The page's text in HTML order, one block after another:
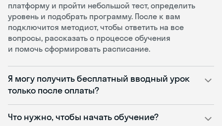
платформу и пройти небольшой тест, определить
уровень и подобрать программу. После к вам
подключится методист, чтобы ответить на все
вопросы, рассказать о процессе обучения
и помочь сформировать расписание.
Я могу получить бесплатный вводный урок
только после оплаты?
Что нужно, чтобы начать обучение?